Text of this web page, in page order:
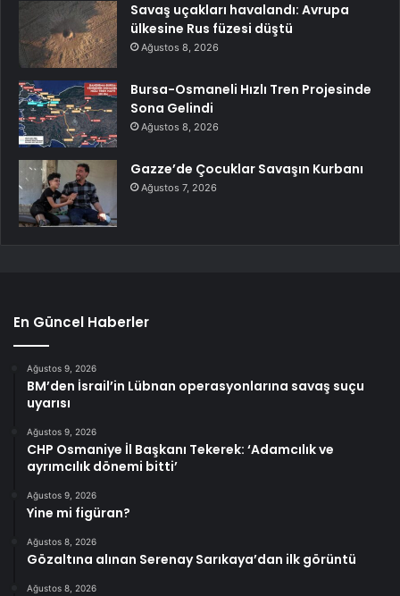
Savaş uçakları havalandı: Avrupa
ülkesine Rus füzesi düştü
Ağustos 8, 2026
Bursa-Osmaneli Hızlı Tren Projesinde
Sona Gelindi
Ağustos 8, 2026
Gazze’de Çocuklar Savaşın Kurbanı
Ağustos 7, 2026
En Güncel Haberler
Ağustos 9, 2026
BM’den İsrail’in Lübnan operasyonlarına savaş suçu
uyarısı
Ağustos 9, 2026
CHP Osmaniye İl Başkanı Tekerek: ‘Adamcılık ve
ayrımcılık dönemi bitti’
Ağustos 9, 2026
Yine mi figüran?
Ağustos 8, 2026
Gözaltına alınan Serenay Sarıkaya’dan ilk görüntü
Ağustos 8, 2026